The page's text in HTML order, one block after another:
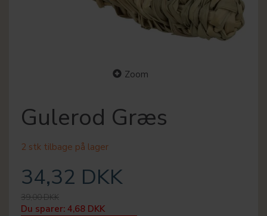
Zoom
Gulerod Græs
2 stk tilbage på lager
34,32 DKK
39,00 DKK
Du sparer: 4,68 DKK